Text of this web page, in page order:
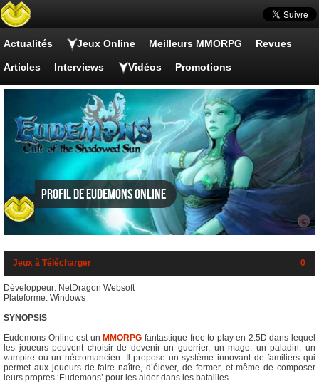
Actualités Jeux Online Meilleurs MMORPG Revues
Articles Interviews Vidéos Promotions
Profil de Eudemons Online
Jeux à Télécharger 0
Développeur: NetDragon Websoft
Plateforme: Windows
SYNOPSIS
Eudemons Online est un MMORPG fantastique free to play en 2.5D dans lequel
les joueurs peuvent choisir de devenir un guerrier, un mage, un paladin, un
vampire ou un nécromancien. Il propose un système innovant de familiers qui
permet aux joueurs de faire naître, d’élever, de former, et même de composer
leurs propres ‘Eudemons’ pour les aider dans les batailles.